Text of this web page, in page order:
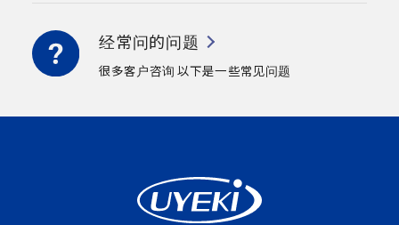
经常问的问题
很多客户咨询 以下是一些常见问题